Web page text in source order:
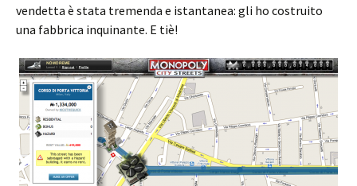
vendetta è stata tremenda e istantanea: gli ho costruito
una fabbrica inquinante. E tiè!